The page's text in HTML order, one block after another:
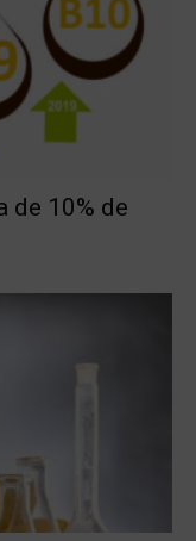
de 10% de